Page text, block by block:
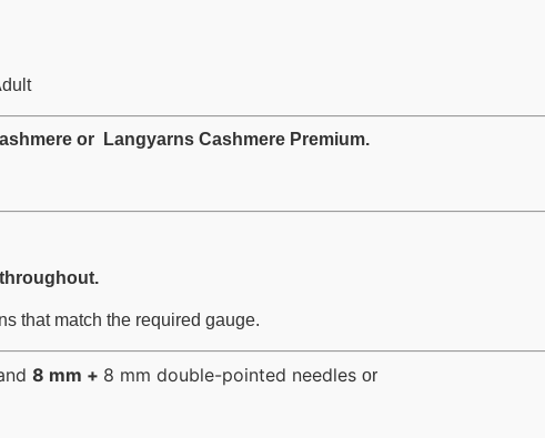
or Langyarns Cashmere Premium.
that match the required gauge.
8 mm + 8 mm double-pointed needles or